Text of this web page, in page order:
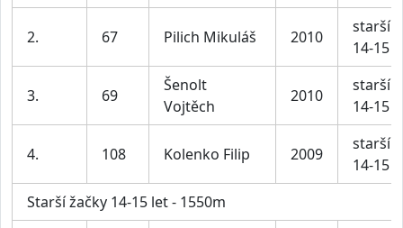
2. 67 Pilich Mikuláš 2010
starší
14-15
3. 69
Šenolt
Vojtěch
2010
starší
14-15
4. 108 Kolenko Filip 2009
starší
14-15
Starší žačky 14-15 let - 1550m